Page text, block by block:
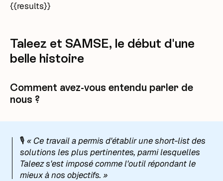
{{results}}
Taleez et SAMSE, le début d'une
belle histoire
Comment avez-vous entendu parler de
nous ?
🎙️ « Ce travail a permis d'établir une short-list des
solutions les plus pertinentes, parmi lesquelles
Taleez s'est imposé comme l'outil répondant le
mieux à nos objectifs. »